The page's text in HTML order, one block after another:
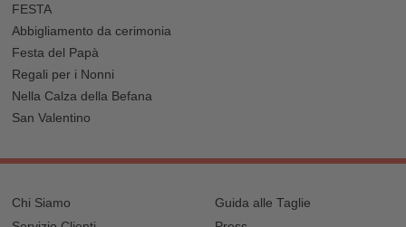
FESTA
Abbigliamento da cerimonia
Festa del Papà
Regali per i Nonni
Nella Calza della Befana
San Valentino
Chi Siamo
Guida alle Taglie